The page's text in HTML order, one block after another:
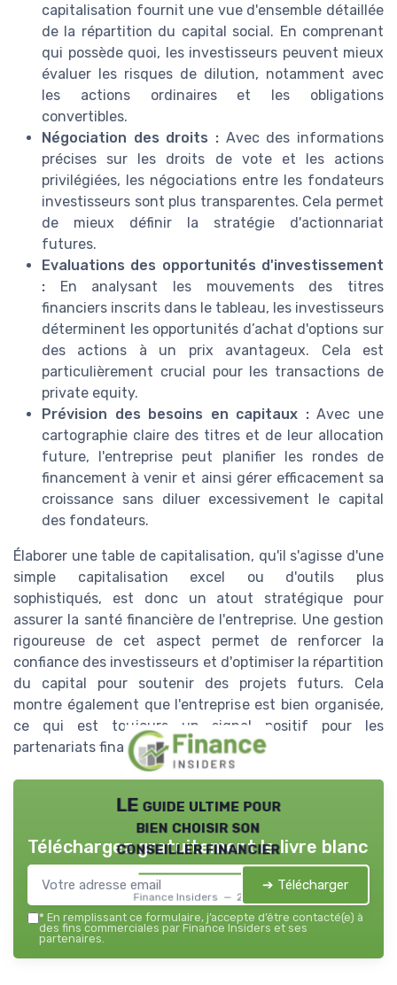
capitalisation fournit une vue d'ensemble détaillée
de la répartition du capital social. En comprenant
qui possède quoi, les investisseurs peuvent mieux
évaluer les risques de dilution, notamment avec
les actions ordinaires et les obligations
convertibles.
Négociation des droits : Avec des informations
précises sur les droits de vote et les actions
privilégiées, les négociations entre les fondateurs
investisseurs sont plus transparentes. Cela permet
de mieux définir la stratégie d'actionnariat
futures.
Evaluations des opportunités d'investissement
: En analysant les mouvements des titres
financiers inscrits dans le tableau, les investisseurs
déterminent les opportunités d’achat d'options sur
des actions à un prix avantageux. Cela est
particulièrement crucial pour les transactions de
private equity.
Prévision des besoins en capitaux :Avec une
cartographie claire des titres et de leur allocation
future, l'entreprise peut planifier les rondes de
financement à venir et ainsi gérer efficacement sa
croissance sans diluer excessivement le capital
des fondateurs.
Élaborer une table de capitalisation, qu'il s'agisse d'une
simple capitalisation excel ou d'outils plus
sophistiqués, est donc un atout stratégique pour
assurer la santé financière de l'entreprise. Une gestion
rigoureuse de cet aspect permet de renforcer la
confiance des investisseurs et d'optimiser la répartition
du capital pour soutenir des projets futurs. Cela
montre également que l'entreprise est bien organisée,
ce qui est toujours un signal positif pour les
partenariats financiers.
LE guide ultime pour
bien choisir son
conseiller financier
Finance Insiders — 2026
Téléchargez gratuitement le livre blanc
➔ Télécharger
* En remplissant ce formulaire, j’accepte d’être contacté(e) à
des fins commerciales par Finance Insiders et ses
partenaires.